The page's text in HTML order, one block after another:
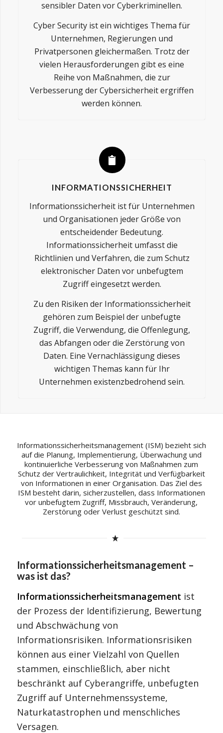
sensibler Daten vor Cyberkriminellen.
Cyber Security ist ein wichtiges Thema für
Unternehmen, Regierungen und
Privatpersonen gleichermaßen. Trotz der
vielen Herausforderungen gibt es eine
Reihe von Maßnahmen, die zur
Verbesserung der Cybersicherheit ergriffen
werden können.
INFORMATIONSSICHERHEIT
Informationssicherheit ist für Unternehmen
und Organisationen jeder Größe von
entscheidender Bedeutung.
Informationssicherheit umfasst die
Richtlinien und Verfahren, die zum Schutz
elektronischer Daten vor unbefugtem
Zugriff eingesetzt werden.
Zu den Risiken der Informationssicherheit
gehören zum Beispiel der unbefugte
Zugriff, die Verwendung, die Offenlegung,
das Abfangen oder die Zerstörung von
Daten. Eine Vernachlässigung dieses
wichtigen Themas kann für Ihr
Unternehmen existenzbedrohend sein.
Informationssicherheitsmanagement (ISM) bezieht sich
auf die Planung, Implementierung, Überwachung und
kontinuierliche Verbesserung von Maßnahmen zum
Schutz der Vertraulichkeit, Integrität und Verfügbarkeit
von Informationen in einer Organisation. Das Ziel des
ISM besteht darin, sicherzustellen, dass Informationen
vor unbefugtem Zugriff, Missbrauch, Veränderung,
Zerstörung oder Verlust geschützt sind.
Informationssicherheitsmanagement –
was ist das?
Informationssicherheitsmanagement ist
der Prozess der Identifizierung, Bewertung
und Abschwächung von
Informationsrisiken. Informationsrisiken
können aus einer Vielzahl von Quellen
stammen, einschließlich, aber nicht
beschränkt auf Cyberangriffe, unbefugten
Zugriff auf Unternehmenssysteme,
Naturkatastrophen und menschliches
Versagen.